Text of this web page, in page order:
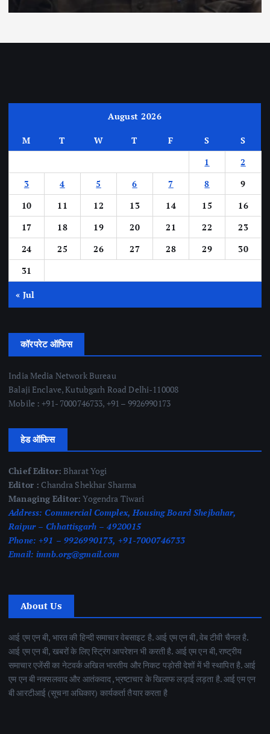
August 2026
M T W T F S
S
1
2
3
4 5 6 7 8
9
10
11 12 13 14 15
16
17
18 19 20 21 22
23
24
25 26 27 28 29
30
31
« Jul
कॉरपरेट ऑफिस
India Media Network Bureau
Balaji Enclave, Kutubgarh Road Delhi-110008
Mobile : +91- 7000746733, +91 – 9926990173
हेड ऑफिस
Chief Editor: Bharat Yogi
Editor : Chandra Shekhar Sharma
Managing Editor: Yogendra Tiwari
Address: Commercial Complex, Housing Board Shejbahar,
Raipur – Chhattisgarh – 4920015
Phone: +91 – 9926990173, +91-7000746733
Email: imnb.org@gmail.com
About Us
आई एम एन बी, भारत की हिन्दी समाचार वेबसाइट है. आई एम एन बी, वेब टीवी चैनल है.
आई एम एन बी, खबरों के लिए स्ट्रिंग आपरेशन भी करती है. आई एम एन बी, राष्ट्रीय
समाचार एजेंसी का नेटवर्क अखिल भारतीय और निकट पड़ोसी देशों में भी स्थापित है. आई
एम एन बी नक्सलवाद और आतंकवाद ,भ्रष्टाचार के खिलाफ लड़ाई लड़ता है. आई एम एन
बी आरटीआई (सूचना अधिकार) कार्यकर्ता तैयार करता है